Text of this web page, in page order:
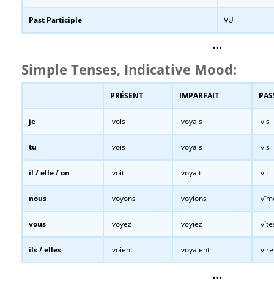
Past Participle VU
…
Simple Tenses, Indicative Mood:
PRÉSENT IMPARFAIT
je vois voyais vis
tu vois voyais vis
il / elle / on voit voyait vit
nous voyons voyions
vous voyez voyiez
ils / elles voient voyaient
…